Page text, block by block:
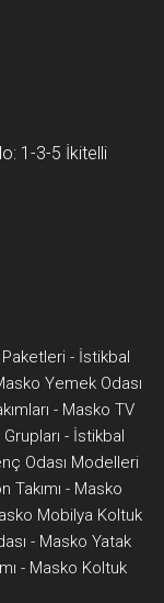
1-3-5 İkitelli
- İstikbal
Yemek Odası
- Masko TV
- İstikbal
Odası Modelleri
Takımı - Masko
Mobilya Koltuk
- Masko Yatak
- Masko Koltuk